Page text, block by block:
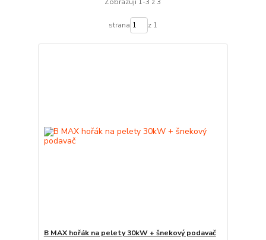
Zobrazuji 1-3 z 3
strana z 1
B MAX hořák na pelety 30kW + šnekový podavač